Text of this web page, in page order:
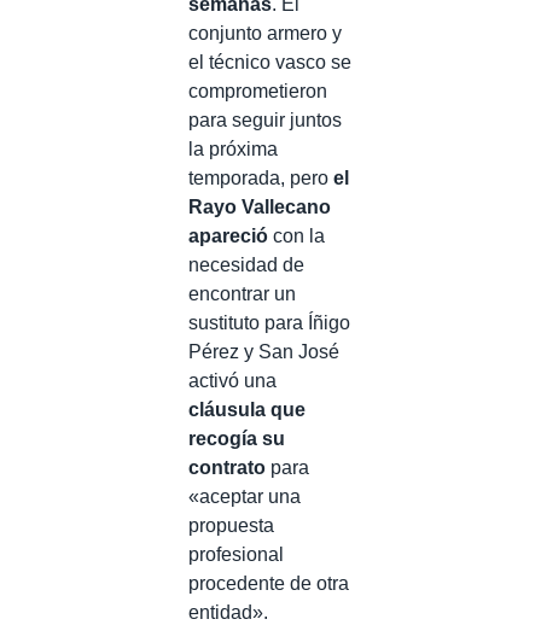
semanas. El
conjunto armero y
el técnico vasco se
comprometieron
para seguir juntos
la próxima
temporada, pero el
Rayo Vallecano
apareció con la
necesidad de
encontrar un
sustituto para Íñigo
Pérez y San José
activó una
cláusula que
recogía su
contrato para
«aceptar una
propuesta
profesional
procedente de otra
entidad».